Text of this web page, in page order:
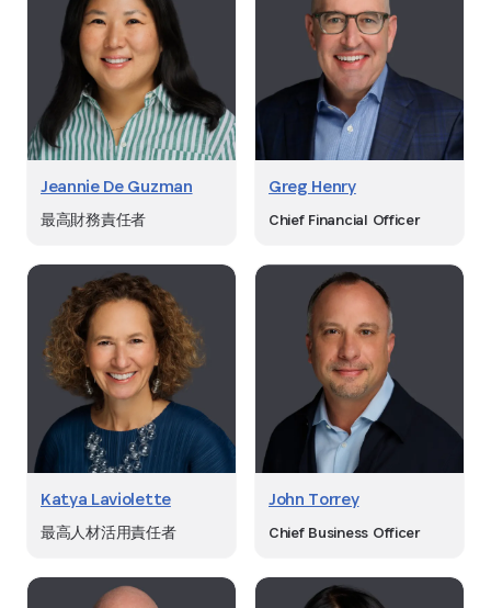
Jeannie De Guzman
最高財務責任者
Greg Henry
Chief Financial Officer
Katya Laviolette
最高人材活用責任者
John Torrey
Chief Business Officer